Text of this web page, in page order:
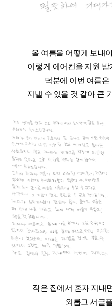
올 여름을 어떻게 보내
이렇게 에어컨을 지원
덕분에 이번 여름은
지낼 수 있을 것 같아 큰
작은 집에서 혼자 지내
외롭고 서글